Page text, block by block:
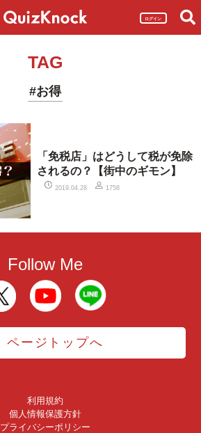
ログイン
TAG
#お得
「免税店」はどうして税が免除
されるの？【街中のギモン】
2019.04.28 1758
Follow Me
ページトップへ
利用規約
個人情報保護方針
プライバシーポリシー